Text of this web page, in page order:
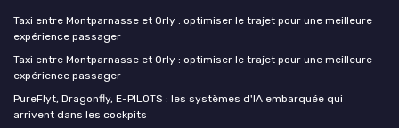
Taxi entre Montparnasse et Orly : optimiser le trajet pour une meilleure
expérience passager
Taxi entre Montparnasse et Orly : optimiser le trajet pour une meilleure
expérience passager
PureFlyt, Dragonfly, E-PILOTS : les systèmes d'IA embarquée qui
arrivent dans les cockpits